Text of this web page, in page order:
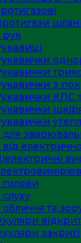
рук
з
КЛС
для
від
голови
обличчя та
закриті